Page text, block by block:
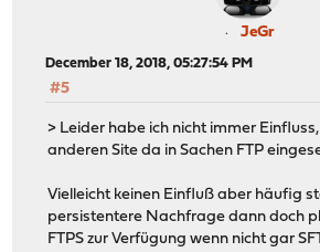
JeGr
December 18, 2018, 05:27:54 PM
#5
> Leider habe ich nicht immer
anderen Site da in Sachen FTP
Vielleicht keinen Einfluß aber häufig
persistentere Nachfrage dann doch
FTPS zur Verfügung wenn nicht gar